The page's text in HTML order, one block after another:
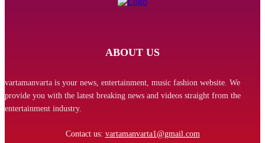
ABOUT US
vartamanvarta is your news, entertainment, music fashion website. We
provide you with the latest breaking news and videos straight from the
entertainment industry.
Contact us: vartamanvarta1@gmail.com